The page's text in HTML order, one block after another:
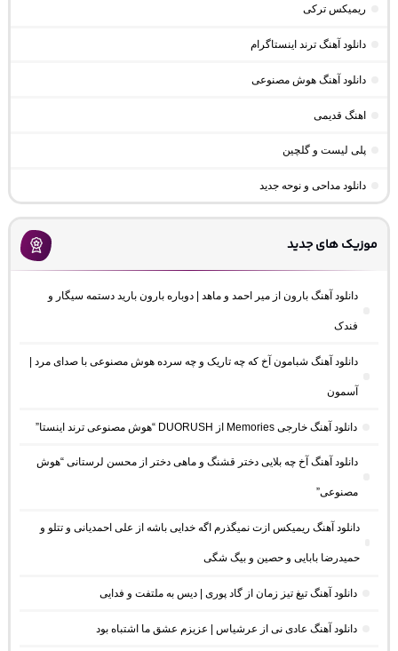
ریمیکس ترکی
دانلود آهنگ ترند اینستاگرام
دانلود آهنگ هوش مصنوعی
اهنگ قدیمی
پلی لیست و گلچین
دانلود مداحی و نوحه جدید
موزیک های جدید
دانلود آهنگ بارون از میر احمد و ماهد | دوباره بارون بارید دستمه سیگار و
فندک
دانلود آهنگ شبامون آخ که چه تاریک و چه سرده هوش مصنوعی با صدای مرد |
آسمون
دانلود آهنگ خارجی Memories از DUORUSH “هوش مصنوعی ترند اینستا”
دانلود آهنگ آخ چه بلایی دختر قشنگ و ماهی دختر از محسن لرستانی “هوش
مصنوعی”
دانلود آهنگ ریمیکس ازت نمیگذرم اگه خدایی باشه از علی احمدیانی و تتلو و
حمیدرضا بابایی و حصین و بیگ شگی
دانلود آهنگ تیغ تیز زمان از گاد پوری | دیس به ملتفت و فدایی
دانلود آهنگ عادی نی از عرشیاس | عزیزم عشق ما اشتباه بود